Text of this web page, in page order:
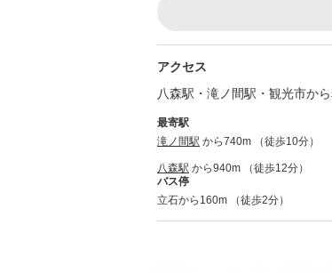
アクセス
八森駅・滝ノ間駅・観光市か
最寄駅
滝ノ間駅 から740m （徒歩10分）
八森駅 から940m （徒歩12分）
バス停
立石から160m （徒歩2分）